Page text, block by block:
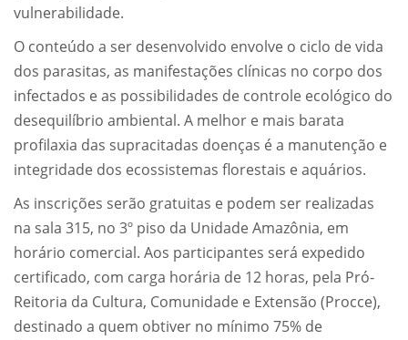
vulnerabilidade.
O conteúdo a ser desenvolvido envolve o ciclo de vida
dos parasitas, as manifestações clínicas no corpo dos
infectados e as possibilidades de controle ecológico do
desequilíbrio ambiental. A melhor e mais barata
profilaxia das supracitadas doenças é a manutenção e
integridade dos ecossistemas florestais e aquários.
As inscrições serão gratuitas e podem ser realizadas
na sala 315, no 3º piso da Unidade Amazônia, em
horário comercial. Aos participantes será expedido
certificado, com carga horária de 12 horas, pela Pró-
Reitoria da Cultura, Comunidade e Extensão (Procce),
destinado a quem obtiver no mínimo 75% de